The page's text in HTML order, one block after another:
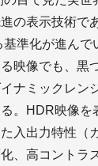
の表示技術で
準化が進んで
映像でも、黒
ナミックレン
。HDR映像を
入出力特性（
、高コントラ